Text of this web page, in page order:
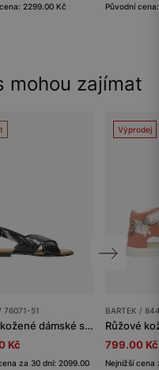
2299.00 Kč
Původní
mohou zajímat
76071-51
Černé kožené dámské sandály s lesklou úpravou
Kč
za 30 dní: 2099.00
Výprodej
BARTEK /
799.00 Kč
Nejnižší cena